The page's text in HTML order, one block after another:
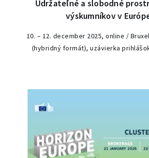
Udržateľné a slobodné
výskumníkov v
10. – 12. december 2025, online /
(hybridný formát), uzávierka